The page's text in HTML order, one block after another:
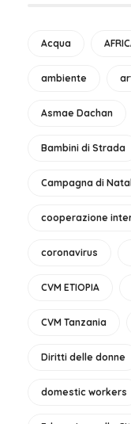
Acqua
ambiente
Asmae Dachan
Bambini di Strada
Campagna di
cooperazione
coronavirus
CVM ETIOPIA
CVM Tanzania
Diritti delle donne
domestic workers